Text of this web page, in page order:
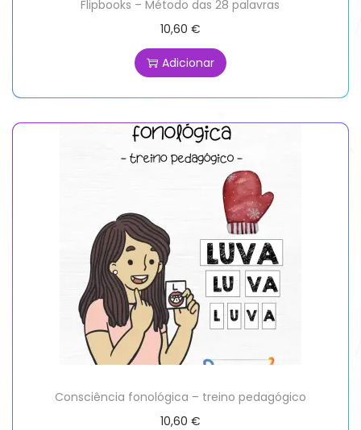
Flipbooks – Método das 28 palavras
10,60 €
Adicionar
Consciência fonológica – treino pedagógico
10,60 €